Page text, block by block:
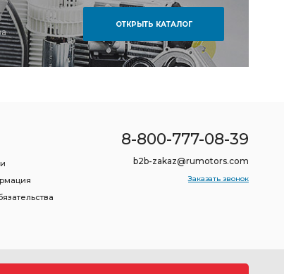
ОТКРЫТЬ КАТАЛОГ
8-800-777-08-39
b2b-zakaz@rumotors.com
Заказать звонок